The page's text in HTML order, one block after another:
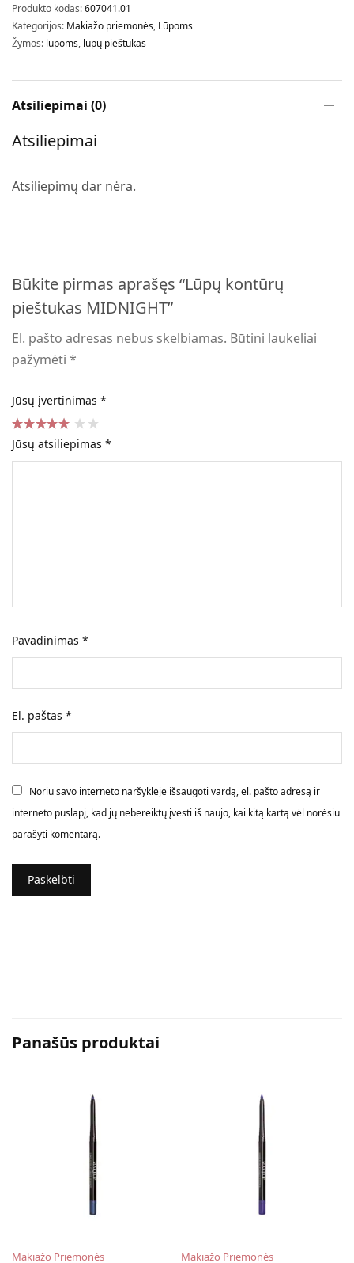
Produkto kodas:607041.01
Kategorijos: Makiažo priemonės, Lūpoms
Žymos: lūpoms, lūpų pieštukas
Atsiliepimai (0)
Atsiliepimai
Atsiliepimų dar nėra.
Būkite pirmas aprašęs “Lūpų kontūrų
pieštukas MIDNIGHT”
El. pašto adresas nebus skelbiamas. Būtini laukeliai
pažymėti*
Jūsų įvertinimas *
Jūsų atsiliepimas*
Pavadinimas*
El. paštas*
Noriu savo interneto naršyklėje išsaugoti vardą, el. pašto adresą ir
interneto puslapį, kad jų nebereiktų įvesti iš naujo, kai kitą kartą vėl norėsiu
parašyti komentarą.
Panašūs produktai
Makiažo Priemonės Makiažo Priemonės